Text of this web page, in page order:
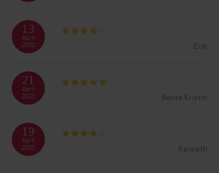
Erik
13
April
2022
Bente Kristin
21
April
2021
Kenneth
19
April
2021